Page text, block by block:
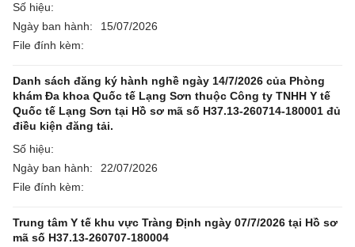
Số hiệu:
Ngày ban hành:
15/07/2026
File đính kèm:
Danh sách đăng ký hành nghề ngày 14/7/2026 của Phòng
khám Đa khoa Quốc tế Lạng Sơn thuộc Công ty TNHH Y tế
Quốc tế Lạng Sơn tại Hồ sơ mã số H37.13-260714-180001 đủ
điều kiện đăng tải.
Số hiệu:
Ngày ban hành:
22/07/2026
File đính kèm:
Trung tâm Y tế khu vực Tràng Định ngày 07/7/2026 tại Hồ sơ
mã số H37.13-260707-180004